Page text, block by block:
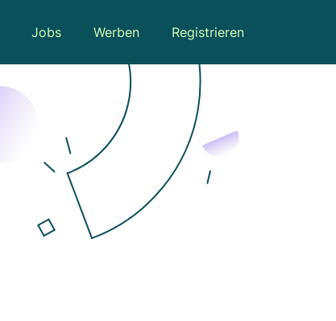
Jobs Werben Registrieren